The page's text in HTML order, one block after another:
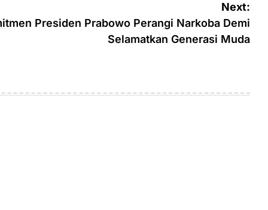
Next:
Presiden Prabowo Perangi Narkoba Demi
Selamatkan Generasi Muda